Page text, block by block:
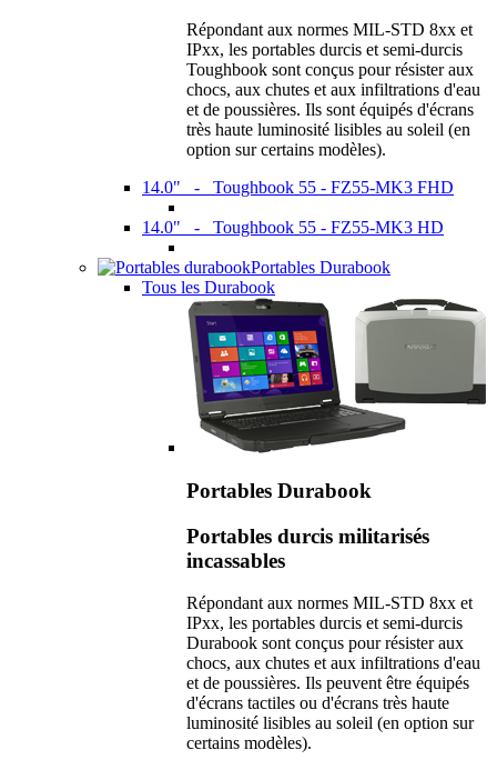
Répondant aux normes MIL-STD 8xx et
IPxx, les portables durcis et semi-durcis
Toughbook sont conçus pour résister aux
chocs, aux chutes et aux infiltrations d'eau
et de poussières. Ils sont équipés d'écrans
très haute luminosité lisibles au soleil (en
option sur certains modèles).
14.0" - Toughbook 55 - FZ55-MK3 FHD
14.0" - Toughbook 55 - FZ55-MK3 HD
Portables Durabook
Tous les Durabook
Portables Durabook
Portables durcis militarisés
incassables
Répondant aux normes MIL-STD 8xx et
IPxx, les portables durcis et semi-durcis
Durabook sont conçus pour résister aux
chocs, aux chutes et aux infiltrations d'eau
et de poussières. Ils peuvent être équipés
d'écrans tactiles ou d'écrans très haute
luminosité lisibles au soleil (en option sur
certains modèles).